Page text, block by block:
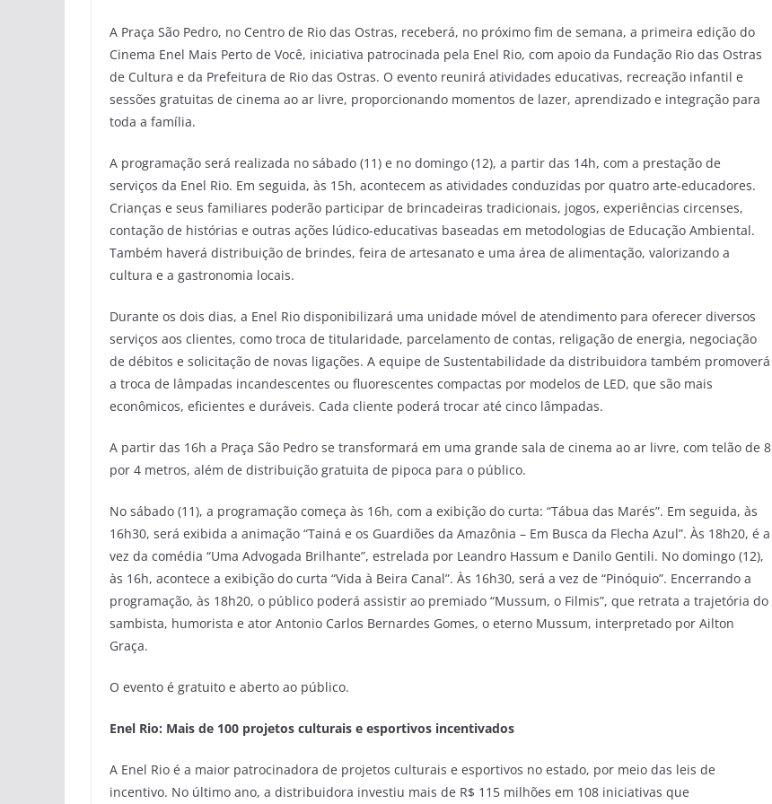
A Praça São Pedro, no Centro de Rio das Ostras, receberá, no próximo fim de semana, a primeira edição do
Cinema Enel Mais Perto de Você, iniciativa patrocinada pela Enel Rio, com apoio da Fundação Rio das Ostras
de Cultura e da Prefeitura de Rio das Ostras. O evento reunirá atividades educativas, recreação infantil e
sessões gratuitas de cinema ao ar livre, proporcionando momentos de lazer, aprendizado e integração para
toda a família.
A programação será realizada no sábado (11) e no domingo (12), a partir das 14h, com a prestação de
serviços da Enel Rio. Em seguida, às 15h, acontecem as atividades conduzidas por quatro arte-educadores.
Crianças e seus familiares poderão participar de brincadeiras tradicionais, jogos, experiências circenses,
contação de histórias e outras ações lúdico-educativas baseadas em metodologias de Educação Ambiental.
Também haverá distribuição de brindes, feira de artesanato e uma área de alimentação, valorizando a
cultura e a gastronomia locais.
Durante os dois dias, a Enel Rio disponibilizará uma unidade móvel de atendimento para oferecer diversos
serviços aos clientes, como troca de titularidade, parcelamento de contas, religação de energia, negociação
de débitos e solicitação de novas ligações. A equipe de Sustentabilidade da distribuidora também promoverá
a troca de lâmpadas incandescentes ou fluorescentes compactas por modelos de LED, que são mais
econômicos, eficientes e duráveis. Cada cliente poderá trocar até cinco lâmpadas.
A partir das 16h a Praça São Pedro se transformará em uma grande sala de cinema ao ar livre, com telão de 8
por 4 metros, além de distribuição gratuita de pipoca para o público.
No sábado (11), a programação começa às 16h, com a exibição do curta: “Tábua das Marés”. Em seguida, às
16h30, será exibida a animação “Tainá e os Guardiões da Amazônia – Em Busca da Flecha Azul”. Às 18h20, é a
vez da comédia “Uma Advogada Brilhante”, estrelada por Leandro Hassum e Danilo Gentili. No domingo (12),
às 16h, acontece a exibição do curta “Vida à Beira Canal”. Às 16h30, será a vez de “Pinóquio”. Encerrando a
programação, às 18h20, o público poderá assistir ao premiado “Mussum, o Filmis”, que retrata a trajetória do
sambista, humorista e ator Antonio Carlos Bernardes Gomes, o eterno Mussum, interpretado por Ailton
Graça.
O evento é gratuito e aberto ao público.
Enel Rio: Mais de 100 projetos culturais e esportivos incentivados
A Enel Rio é a maior patrocinadora de projetos culturais e esportivos no estado, por meio das leis de
incentivo. No último ano, a distribuidora investiu mais de R$ 115 milhões em 108 iniciativas que